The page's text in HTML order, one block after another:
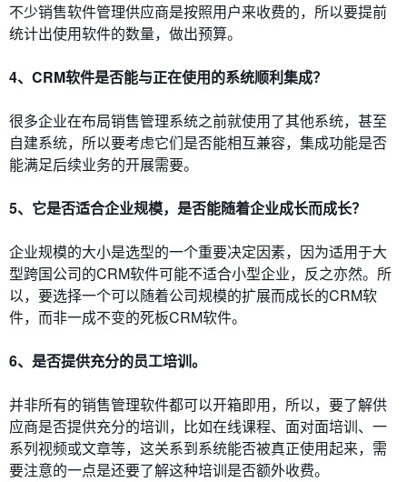
不少销售软件管理供应商是按照用户来收费的，所以要提前
统计出使用软件的数量，做出预算。
4、CRM软件是否能与正在使用的系统顺利集成？
很多企业在布局销售管理系统之前就使用了其他系统，甚至
自建系统，所以要考虑它们是否能相互兼容，集成功能是否
能满足后续业务的开展需要。
5、它是否适合企业规模，是否能随着企业成长而成长？
企业规模的大小是选型的一个重要决定因素，因为适用于大
型跨国公司的CRM软件可能不适合小型企业，反之亦然。所
以，要选择一个可以随着公司规模的扩展而成长的CRM软
件，而非一成不变的死板CRM软件。
6、是否提供充分的员工培训。
并非所有的销售管理软件都可以开箱即用，所以，要了解供
应商是否提供充分的培训，比如在线课程、面对面培训、一
系列视频或文章等，这关系到系统能否被真正使用起来，需
要注意的一点是还要了解这种培训是否额外收费。